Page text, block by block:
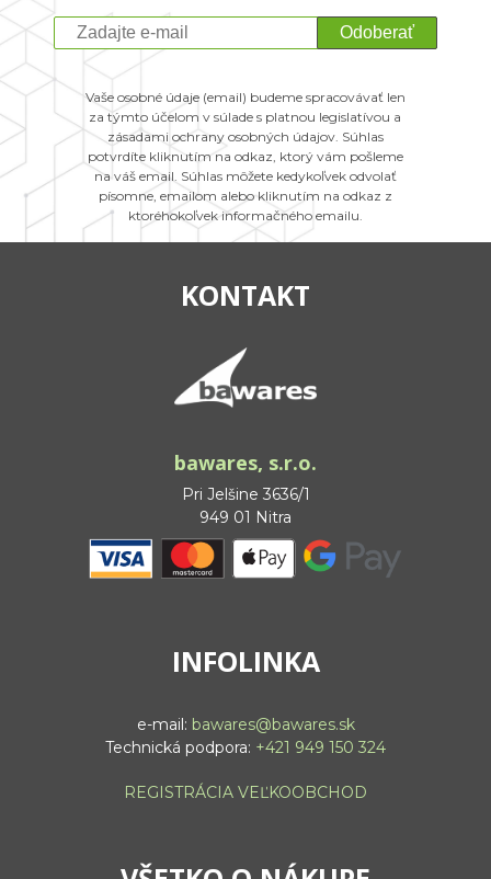
Odoberať
Vaše osobné údaje (email) budeme spracovávať len
za týmto účelom v súlade s platnou legislatívou a
zásadami ochrany osobných údajov. Súhlas
potvrdíte kliknutím na odkaz, ktorý vám pošleme
na váš email. Súhlas môžete kedykoľvek odvolať
písomne, emailom alebo kliknutím na odkaz z
ktoréhokoľvek informačného emailu.
KONTAKT
bawares, s.r.o.
Pri Jelšine 3636/1
949 01 Nitra
INFOLINKA
e-mail: bawares@bawares.sk
Technická podpora: +421 949 150 324
REGISTRÁCIA VEĽKOOBCHOD